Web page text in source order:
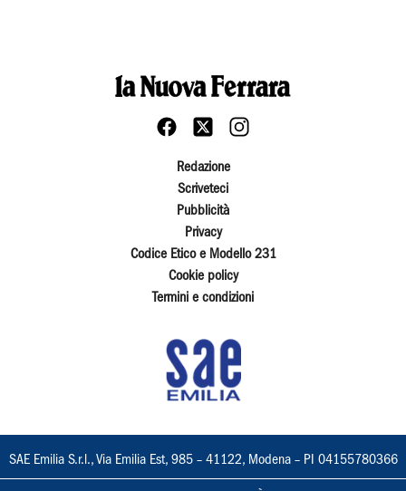
Redazione
Scriveteci
Pubblicità
Privacy
Codice Etico e Modello 231
Cookie policy
Termini e condizioni
SAE Emilia S.r.l., Via Emilia Est, 985 – 41122, Modena – PI 04155780366